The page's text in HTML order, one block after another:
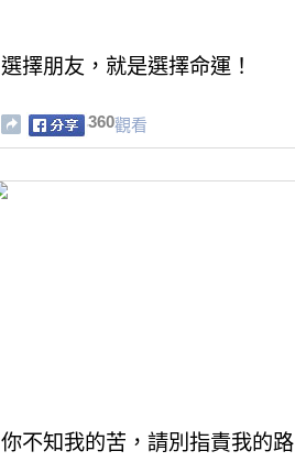
選擇朋友，就是選擇命運！
360觀看
你不知我的苦，請別指責我的路